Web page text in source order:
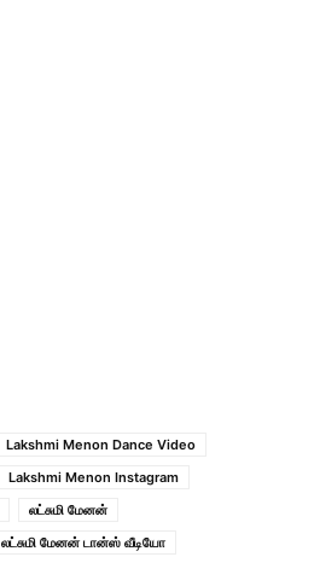
Lakshmi Menon Dance Video
Lakshmi Menon Instagram
லட்சுமி மேனன்
லட்சுமி மேனன் டான்ஸ் வீடியோ